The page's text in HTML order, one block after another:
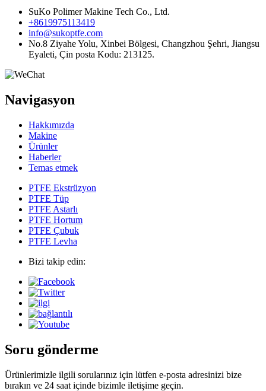
SuKo Polimer Makine Tech Co., Ltd.
+8619975113419
info@sukoptfe.com
No.8 Ziyahe Yolu, Xinbei Bölgesi, Changzhou Şehri, Jiangsu
Eyaleti, Çin posta Kodu: 213125.
Navigasyon
Hakkımızda
Makine
Ürünler
Haberler
Temas etmek
PTFE Ekstrüzyon
PTFE Tüp
PTFE Astarlı
PTFE Hortum
PTFE Çubuk
PTFE Levha
Bizi takip edin:
Soru gönderme
Ürünlerimizle ilgili sorularınız için lütfen e-posta adresinizi bize
bırakın ve 24 saat içinde bizimle iletişime geçin.